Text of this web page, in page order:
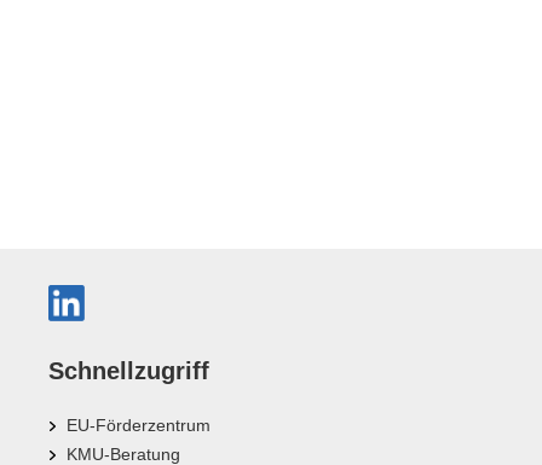
Schnellzugriff
EU-Förderzentrum
KMU-Beratung